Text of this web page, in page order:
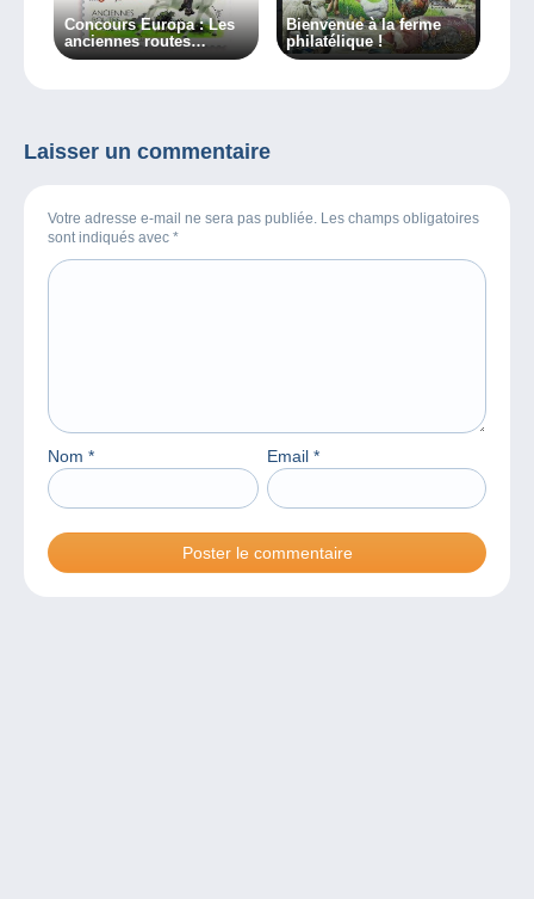
Concours Europa : Les
anciennes routes
postales à l’honneur
Bienvenue à la ferme
philatélique !
Laisser un commentaire
Votre adresse e-mail ne sera pas publiée. Les champs obligatoires
sont indiqués avec *
Nom * Email *